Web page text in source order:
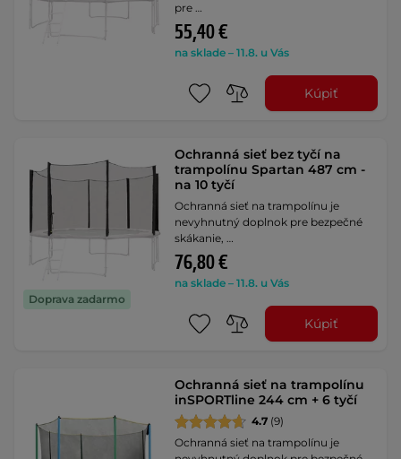
pre …
55,40 €
na sklade – 11.8. u Vás
Kúpiť
Doprava zadarmo
Ochranná sieť bez tyčí na
trampolínu Spartan 487 cm -
na 10 tyčí
Ochranná sieť na trampolínu je
nevyhnutný doplnok pre bezpečné
skákanie, …
76,80 €
na sklade – 11.8. u Vás
Kúpiť
Ochranná sieť na trampolínu
inSPORTline 244 cm + 6 tyčí
4.7 (9)
Ochranná sieť na trampolínu je